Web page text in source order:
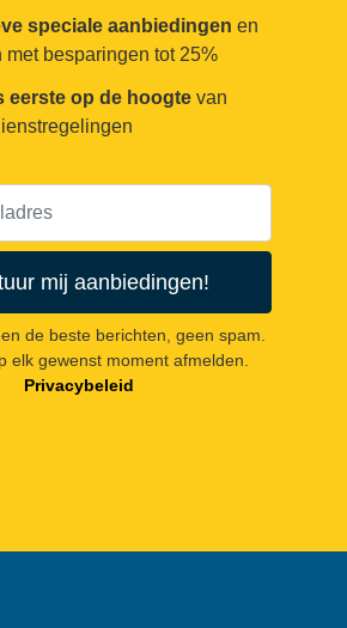
speciale aanbiedingen en
met besparingen tot 25%
eerste op de hoogte van
mij aanbiedingen!
de beste berichten, geen spam.
elk gewenst moment afmelden.
Privacybeleid